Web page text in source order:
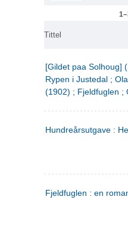
Tittel
[Gildet paa Solhoug]
Rypen i Justedal ;
(1902) ; Fjeldfuglen ;
Hundreårsutgave :
Fjeldfuglen : en